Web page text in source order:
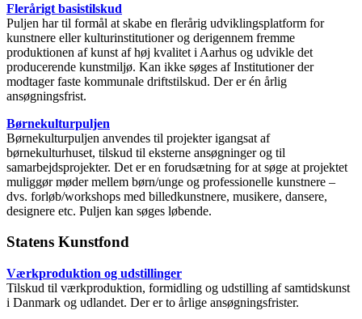
Flerårigt basistilskud
Puljen har til formål at skabe en flerårig udviklingsplatform for
kunstnere eller kulturinstitutioner og derigennem fremme
produktionen af kunst af høj kvalitet i Aarhus og udvikle det
producerende kunstmiljø. Kan ikke søges af Institutioner der
modtager faste kommunale driftstilskud. Der er én årlig
ansøgningsfrist.
Børnekulturpuljen
Børnekulturpuljen anvendes til projekter igangsat af
børnekulturhuset, tilskud til eksterne ansøgninger og til
samarbejdsprojekter. Det er en forudsætning for at søge at projektet
muliggør møder mellem børn/unge og professionelle kunstnere –
dvs. forløb/workshops med billedkunstnere, musikere, dansere,
designere etc. Puljen kan søges løbende.
Statens Kunstfond
Værkproduktion og udstillinger
Tilskud til værkproduktion, formidling og udstilling af samtidskunst
i Danmark og udlandet. Der er to årlige ansøgningsfrister.